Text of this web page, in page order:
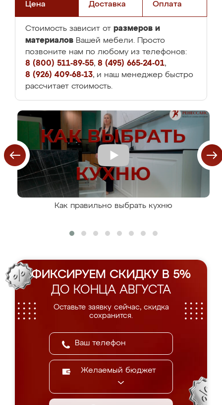
Цена Доставка Оплата
Стоимость зависит от размеров и
материалов Вашей мебели. Просто
позвоните нам по любому из телефонов:
8 (800) 511-89-55, 8 (495) 665-24-01,
8 (926) 409-68-13, и наш менеджер быстро
рассчитает стоимость.
Как правильно выбрать кухню
ФИКСИРУЕМ СКИДКУ В 5%
ДО КОНЦА АВГУСТА
Оставьте заявку сейчас, скидка
сохранится.
Желаемый бюджет